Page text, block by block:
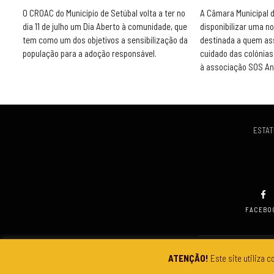
O CROAC do Município de Setúbal volta a ter no
dia 11 de julho um Dia Aberto à comunidade, que
tem como um dos objetivos a sensibilização da
população para a adoção responsável.
A Câmara Municipal
disponibilizar uma
destinada a quem
cuidado das
à associação SOS
© Copyright
ATENÇÃO! Este site utiliza